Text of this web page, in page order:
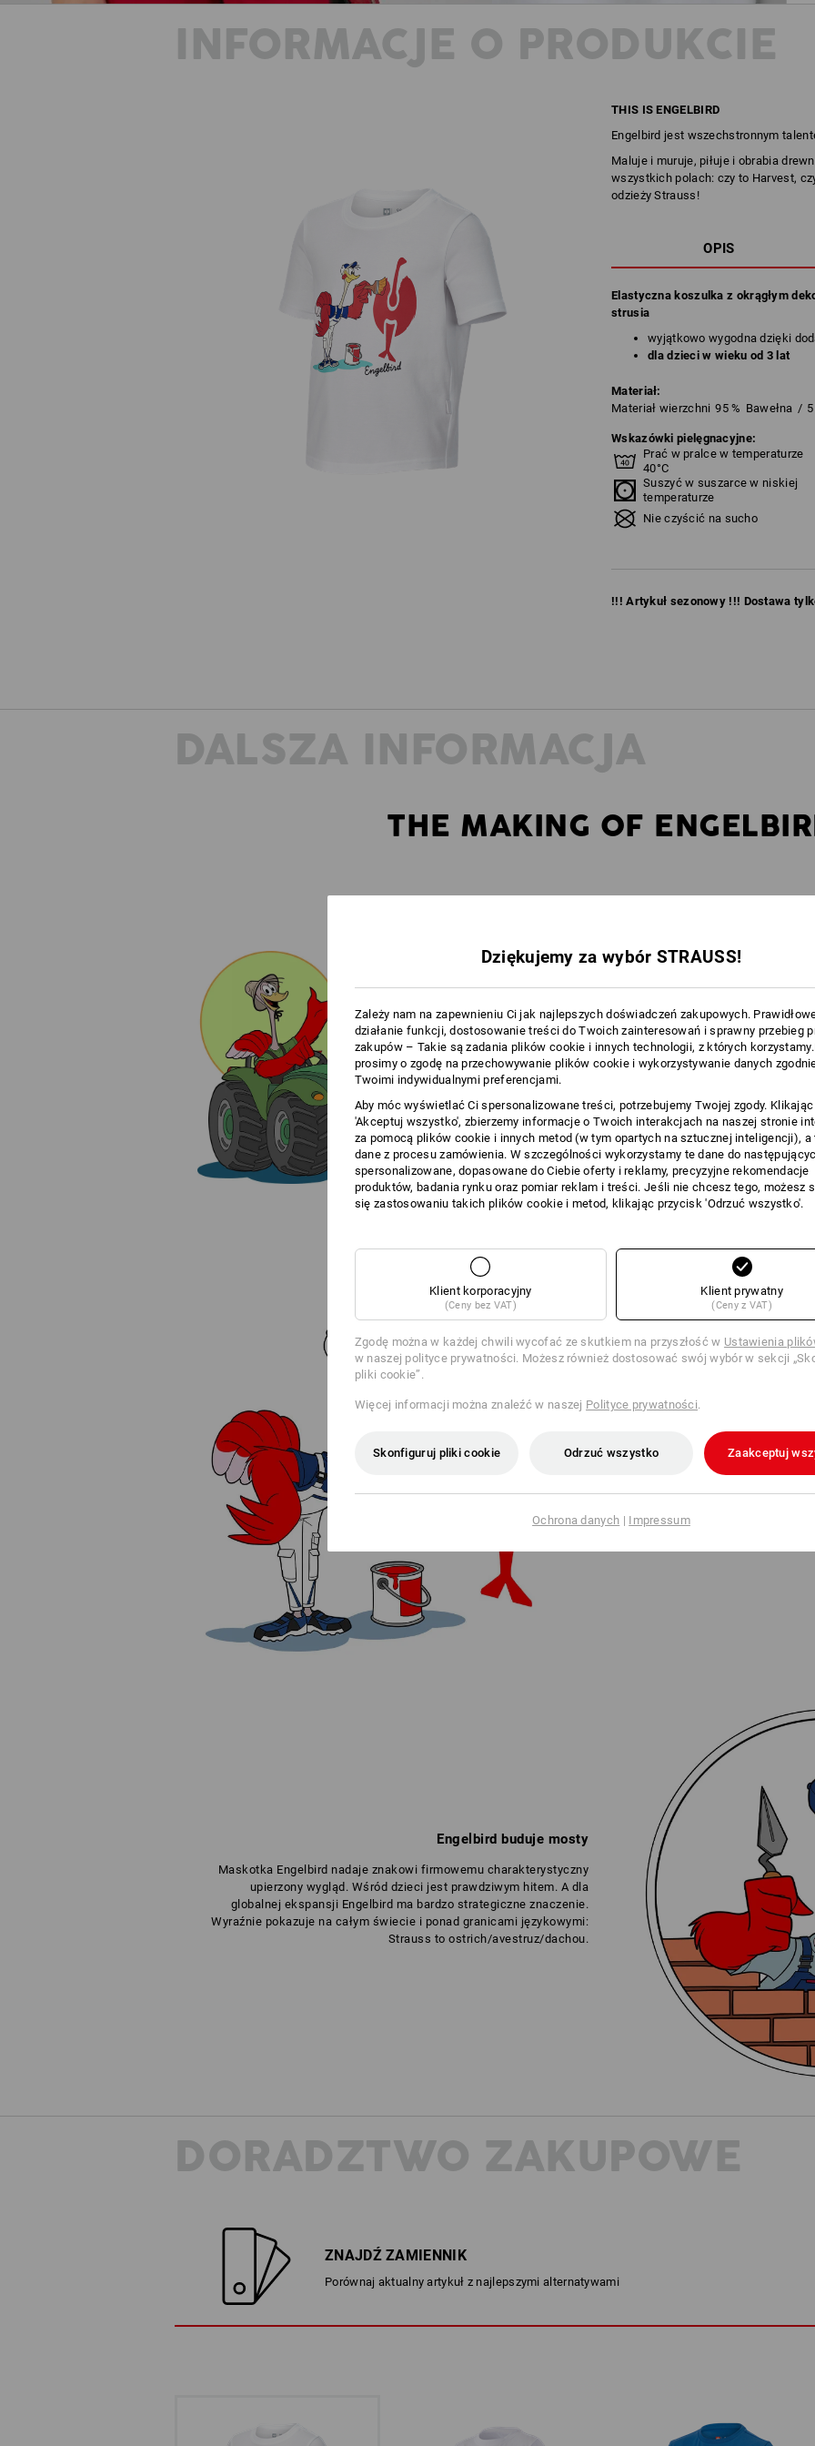
INFORMACJE O PRODUKCIE
THIS IS ENGELBIRD
Engelbird jest wszechstronnym
Maluje i muruje, piłuje i obrabia
wszystkich polach: czy to Harvest,
odzieży Strauss!
OPIS
Elastyczna koszulka z okrągłym
strusia
wyjątkowo wygodna dzięki
dla dzieci w wieku od 3 lat
Materiał:
Materiał wierzchni 95 % Bawełna / 5
Wskazówki pielęgnacyjne:
Prać w pralce w temperaturze
40°C
Suszyć w suszarce w niskiej
temperaturze
Nie czyścić na sucho
!!! Artykuł sezonowy !!! Dostawa
DALSZA INFORMACJA
THE MAKING OF
A dokładniej: struś.
Długa historia: Już dziadek Engelbert
wybrał na ptaka jako symol – struś zdobi
rodzinne logo już od stu lat. W latach
siedemdziesiątych syn Norbert opracował
pierwotną wersję kreskówkowego znaku
graficznego: w katalogach firmy Strauss
prototyp Engelbirda z humorem i
dalekowzrocznością wskazuje cenowe
okazje.
OD LOGO DO LEGENDY
W 2020 roku logo Strauss
światowej marki wnukowie
uproszczony znak graficzny.
W 2025 roku ptak powrócił do
Engelbird. Jego autorem jest
Engelbird buduje mosty
Maskotka Engelbird nadaje znakowi firmowemu charakterystyczny
upierzony wygląd. Wśród dzieci jest prawdziwym hitem. A dla
globalnej ekspansji Engelbird ma bardzo strategiczne znaczenie.
Wyraźnie pokazuje na całym świecie i ponad granicami językowymi:
Strauss to ostrich/avestruz/dachou.
DORADZTWO ZAKUPOWE
ZNAJDŹ ZAMIENNIK
Porównaj aktualny artykuł z najlepszymi alternatywami
Dziękujemy za wybór STRAUSS!
Zależy nam na zapewnieniu Ci jak najlepszych doświadczeń zakupowych.
działanie funkcji, dostosowanie treści do Twoich zainteresowań i sprawny przebieg
zakupów – Takie są zadania plików cookie i innych technologii, z których
prosimy o zgodę na przechowywanie plików cookie i wykorzystywanie danych
Twoimi indywidualnymi preferencjami.
Aby móc wyświetlać Ci spersonalizowane treści, potrzebujemy Twojej zgody.
'Akceptuj wszystko', zbierzemy informacje o Twoich interakcjach na naszej stronie
za pomocą plików cookie i innych metod (w tym opartych na sztucznej inteligencji), a
dane z procesu zamówienia. W szczególności wykorzystamy te dane do
spersonalizowane, dopasowane do Ciebie oferty i reklamy, precyzyjne rekomendacje
produktów, badania rynku oraz pomiar reklam i treści. Jeśli nie chcesz tego, możesz
się zastosowaniu takich plików cookie i metod, klikając przycisk 'Odrzuć wszystko'.
Klient korporacyjny
(Ceny bez VAT)
Klient prywatny
(Ceny z VAT)
Zgodę można w każdej chwili wycofać ze skutkiem na przyszłość w Ustawienia
w naszej polityce prywatności. Możesz również dostosować swój wybór w sekcji
pliki cookie”.
Więcej informacji można znaleźć w naszej Polityce prywatności.
Skonfiguruj pliki cookie Odrzuć wszystko Zaakceptuj
Ochrona danych | Impressum